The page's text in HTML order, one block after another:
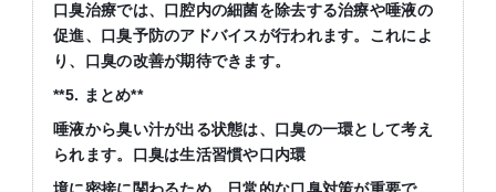
口臭治療では、口腔内の細菌を除去する治療や唾液の
促進、口臭予防のアドバイスが行われます。これによ
り、口臭の改善が期待できます。
**5. まとめ**
唾液から臭い汁が出る状態は、口臭の一環として考え
られます。口臭は生活習慣や口内環